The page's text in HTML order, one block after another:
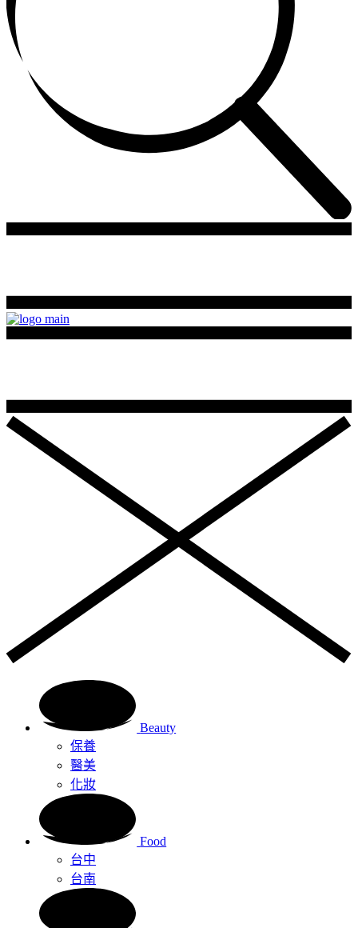
Beauty
保養
醫美
化妝
Food
台中
台南